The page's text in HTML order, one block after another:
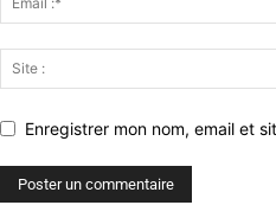
Enregistrer mon nom, email et